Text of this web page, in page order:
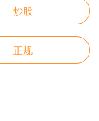
炒股
正规